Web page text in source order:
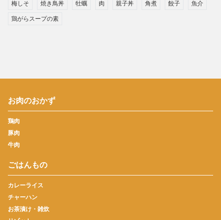
梅しそ 焼き鳥丼 牡蠣 肉 親子丼 角煮 餃子 魚介
鶏がらスープの素
お肉のおかず
鶏肉
豚肉
牛肉
ごはんもの
カレーライス
チャーハン
お茶漬け・雑炊